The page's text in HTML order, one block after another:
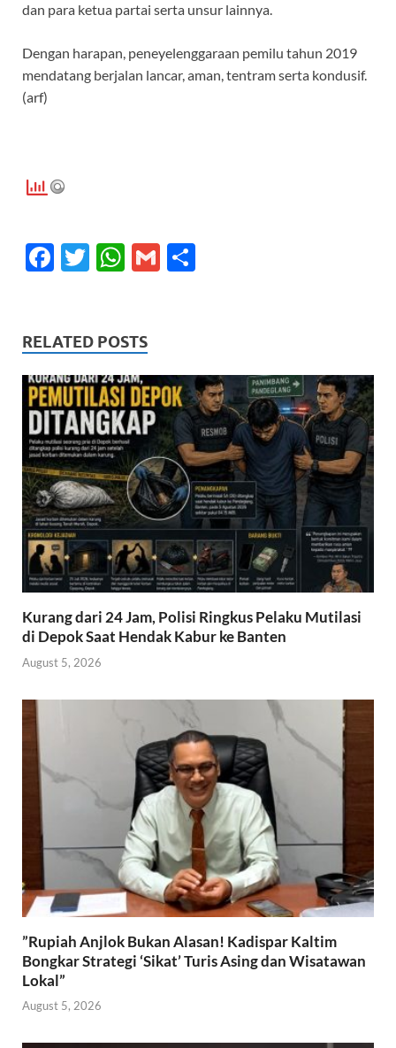
dan para ketua partai serta unsur lainnya.
Dengan harapan, peneyelenggaraan pemilu tahun 2019
mendatang berjalan lancar, aman, tentram serta kondusif.
(arf)
F
b
o
o
k
T
er
W
s
A
p
p
G
RELATED POSTS
Kurang dari 24 Jam, Polisi Ringkus Pelaku Mutilasi
di Depok Saat Hendak Kabur ke Banten
August 5, 2026
​”Rupiah Anjlok Bukan Alasan! Kadispar Kaltim
Bongkar Strategi ‘Sikat’ Turis Asing dan Wisatawan
Lokal”
August 5, 2026